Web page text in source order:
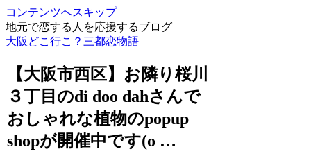
コンテンツへスキップ
地元で恋する人を応援するブログ
大阪どこ行こ？三都恋物語
【大阪市西区】お隣り桜川
３丁目のdi doo dahさんで
おしゃれな植物のpopup
shopが開催中です(o …